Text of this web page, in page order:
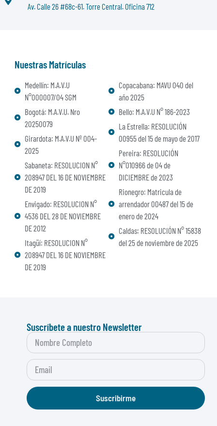
Av. Calle 26 #68c-61. Torre Central. Oficina 712
Nuestras Matrículas
Medellín: M.A.V.U
N°000007/04 SGM
Bogotá: M.A.V.U. Nro
20250079
Girardota: M.A.V.U Nº 004-
2025
Sabaneta: RESOLUCION N°
208947 DEL 16 DE NOVIEMBRE
DE 2019
Envigado: RESOLUCION N°
4536 DEL 28 DE NOVIEMBRE
DE 2012
Itagüí: RESOLUCION N°
208947 DEL 16 DE NOVIEMBRE
DE 2019
Copacabana: MAVU 040 del
año 2025
Bello: M.A.V.U N° 186-2023
La Estrella: RESOLUCIÓN
00955 del 15 de mayo de 2017
Pereira: RESOLUCIÓN
N°010966 de 04 de
DICIEMBRE de 2023
Rionegro: Matricula de
arrendador 00487 del 15 de
enero de 2024
Caldas: RESOLUCIÓN N° 15838
del 25 de noviembre de 2025
Suscríbete a nuestro Newsletter
Suscribirme